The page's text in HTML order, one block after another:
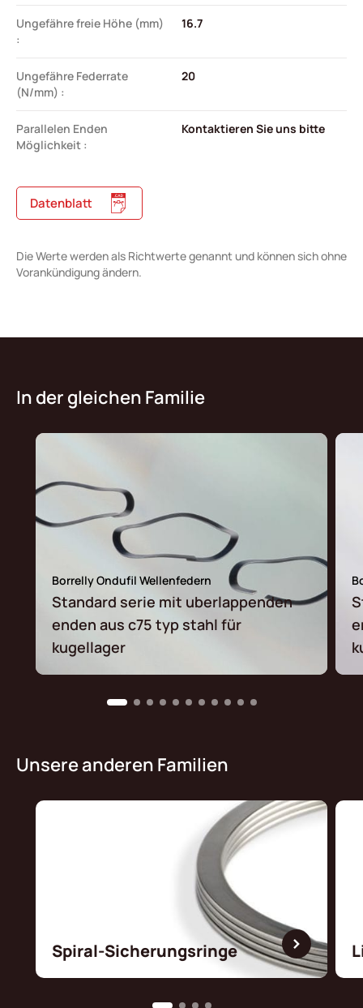
Ungefähre freie Höhe (mm)
:
16.7
Ungefähre Federrate
(N/mm) :
20
Parallelen Enden
Möglichkeit :
Kontaktieren Sie uns bitte
Datenblatt
Die Werte werden als Richtwerte genannt und können sich ohne
Vorankündigung ändern.
In der gleichen Familie
Borrelly Ondufil Wellenfedern
Standard serie mit uberlappenden
enden aus c75 typ stahl für
kugellager
Unsere anderen Familien
Spiral-Sicherungsringe